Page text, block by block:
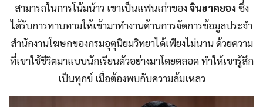
สามารถในการโน้มน้าว เขาเป็นแฟนเก่าของจินฮาคยองซึ่ง
ได้รับการทาบทามให้เข้ามาทำงานด้านการจัดการข้อมูลประจำ
สำนักงานโฆษกของกรมอุตุนิยมวิทยาได้เพียงไม่นาน ด้วยความ
ที่เขาใช้ชีวิตมาแบบนักเรียนตัวอย่างมาโดยตลอด ทำให้เขารู้สึก
เป็นทุกข์ เมื่อต้องพบกับความล้มเหลว